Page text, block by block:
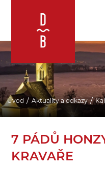
Úvod Aktuality a odkazy
7 PÁDŮ
KRAVAŘE